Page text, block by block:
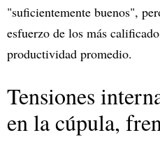
"suficientemente buenos",
esfuerzo de los más
productividad promedio.
Tensiones
en la cúpula,